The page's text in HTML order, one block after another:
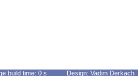
build time: 0 s Design: Vadim Derkach